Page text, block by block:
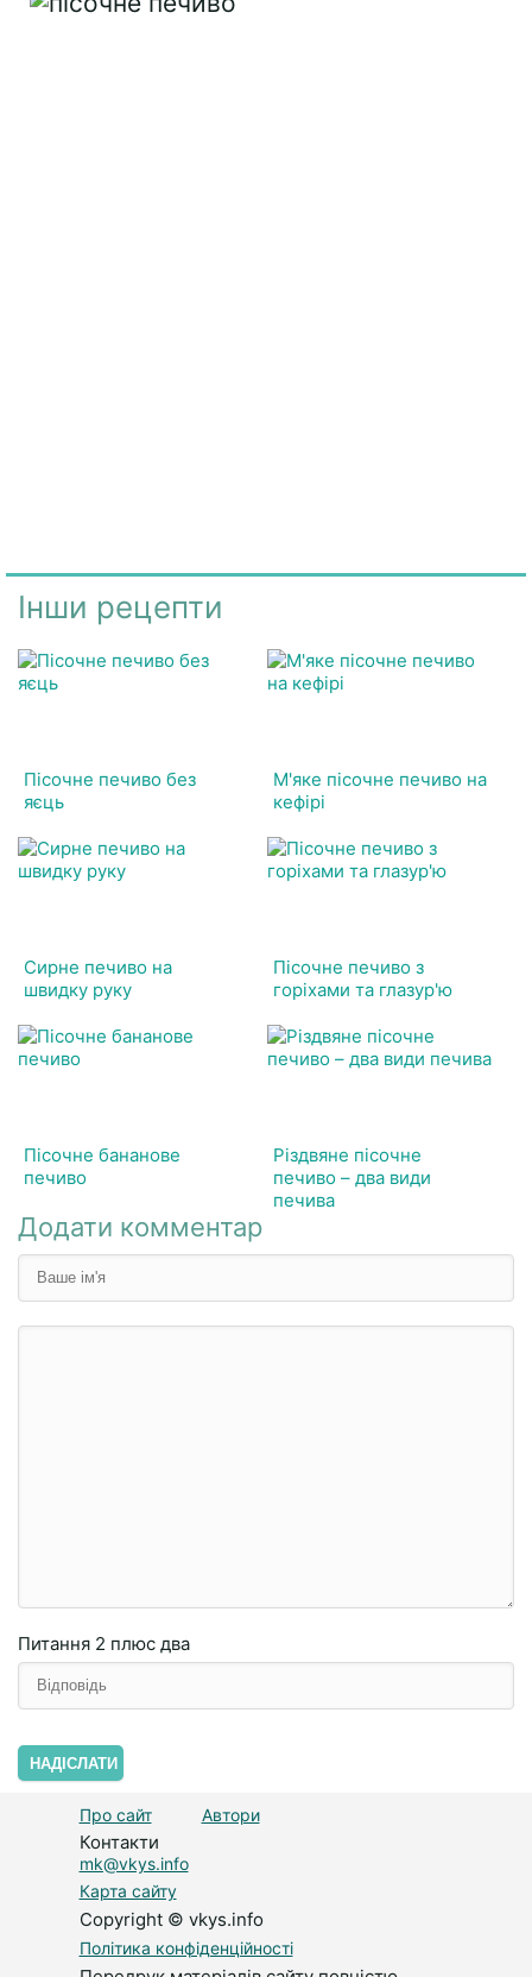
Інши рецепти
Пісочне печиво без
яєць
М'яке пісочне печиво на
кефірі
Сирне печиво на
швидку руку
Пісочне печиво з
горіхами та глазур'ю
Пісочне бананове
печиво
Різдвяне пісочне
печиво – два види
печива
Додати комментар
Питання 2 плюc двa
НАДІСЛАТИ
Про сайт Автори
Контакти
mk@vkys.info
Карта сайту
Copyright © vkys.info
Політика конфіденційності